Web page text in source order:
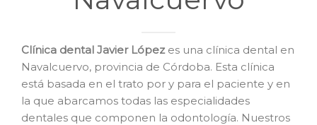
Clínica dental Javier Lópezes una clínica dental en
Navalcuervo, provincia de Córdoba. Esta clínica
está basada en el trato por y para el paciente y en
la que abarcamos todas las especialidades
dentales que componen la odontología. Nuestros